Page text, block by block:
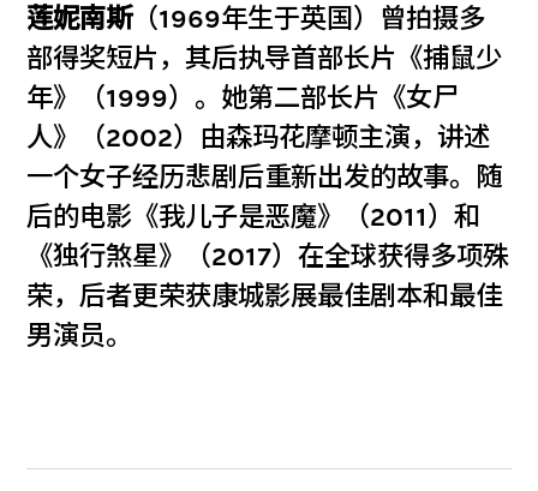
莲妮南斯（1969年生于英国）曾拍摄多
部得奖短片，其后执导首部长片《捕鼠少
年》（1999）。她第二部长片《女尸
人》（2002）由森玛花摩顿主演，讲述
一个女子经历悲剧后重新出发的故事。随
后的电影《我儿子是恶魔》（2011）和
《独行煞星》（2017）在全球获得多项殊
荣，后者更荣获康城影展最佳剧本和最佳
男演员。